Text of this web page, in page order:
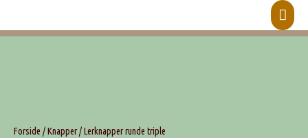
Forside /Knapper/ Lerknapper runde triple